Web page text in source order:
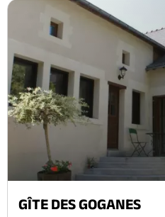
GÎTE DES GOGANES